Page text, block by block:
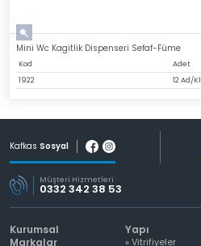
Mini Wc Kagitlik Dispenseri Sefaf-Füme
Kod
Adet
1922
12 Ad/Kl
Kafkas Sosyal
Müşteri Hizmetleri
0332 342 38 53
Kurumsal
Markalar
Yapı
» Vitrifiyeler